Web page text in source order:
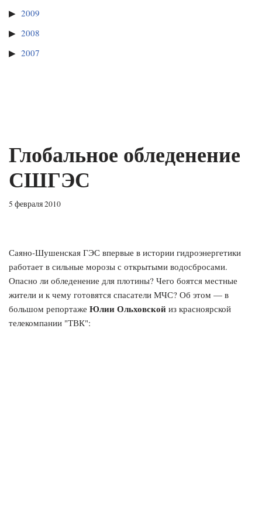
2009
2008
2007
Глобальное обледенение
СШГЭС
5 февраля 2010
Саяно-Шушенская ГЭС впервые в истории гидроэнергетики
работает в сильные морозы с открытыми водосбросами.
Опасно ли обледенение для плотины? Чего боятся местные
жители и к чему готовятся спасатели МЧС? Об этом — в
большом репортаже Юлии Ольховской из красноярской
телекомпании "ТВК":